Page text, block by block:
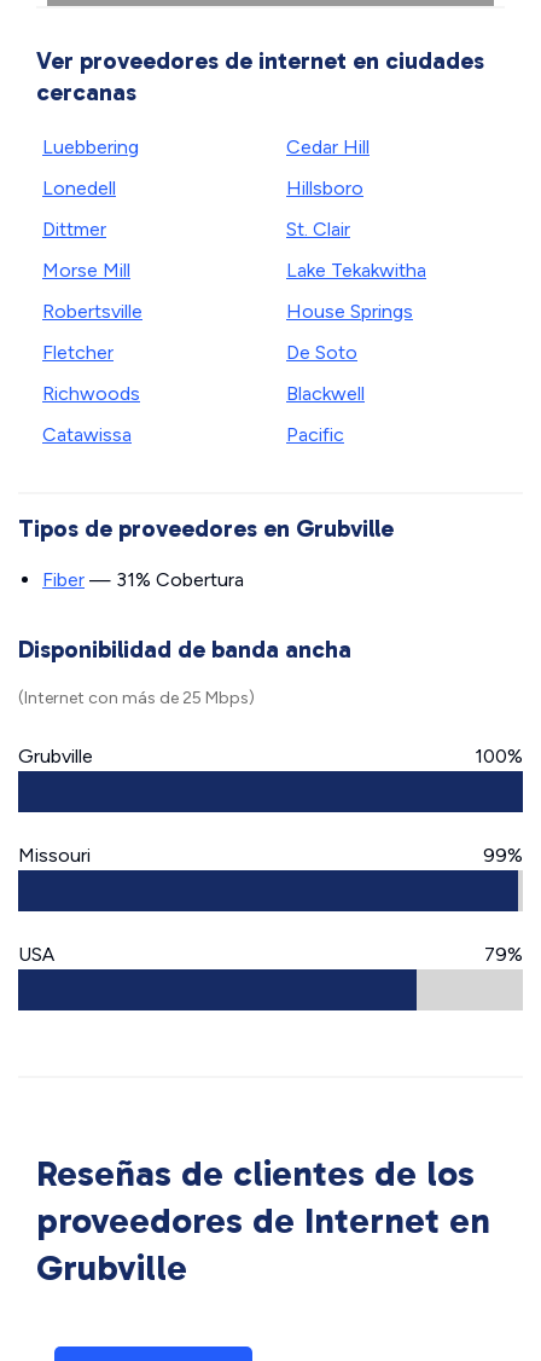
Ver proveedores de internet en ciudades
cercanas
Luebbering
Lonedell
Dittmer
Morse Mill
Robertsville
Fletcher
Richwoods
Catawissa
Cedar Hill
Hillsboro
St. Clair
Lake Tekakwitha
House Springs
De Soto
Blackwell
Pacific
Tipos de proveedores en Grubville
Fiber — 31% Cobertura
Disponibilidad de banda ancha
(Internet con más de 25 Mbps)
Grubville 100%
Missouri 99%
USA 79%
Reseñas de clientes de los
proveedores de Internet en
Grubville